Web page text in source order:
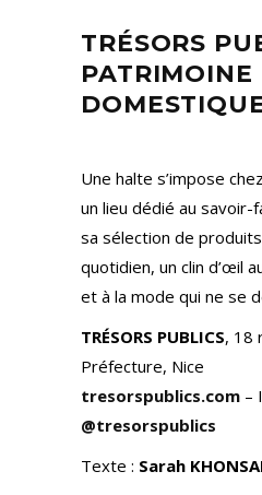
TRÉSORS
PATRIMOINE
Une halte s’impose
un lieu dédié au savoir-
sa sélection de
quotidien, un clin d’œil
et à la mode qui ne se
TRÉSORS PUBLICS, 18
Préfecture, Nice
tresorspublics.com –
@tresorspublics
Texte : Sarah